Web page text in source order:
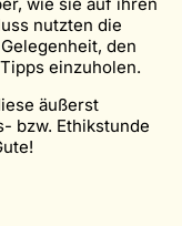
nutzten die
den
einzuholen.
äußerst
bzw. Ethikstunde